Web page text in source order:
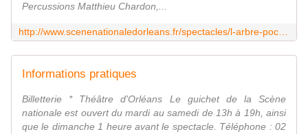
Percussions Matthieu Chardon,...
Informations pratiques
Billetterie * Théâtre d'Orléans Le guichet de la Scène
nationale est ouvert du mardi au samedi de 13h à 19h, ainsi
que le dimanche 1 heure avant le spectacle. Téléphone : 02